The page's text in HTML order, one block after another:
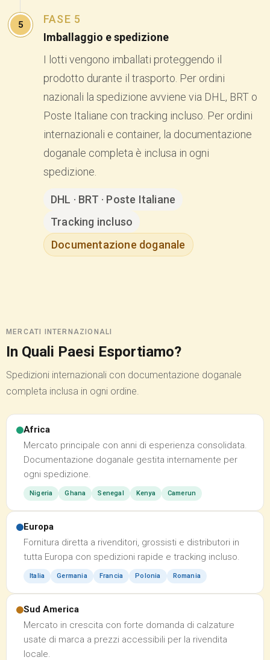
5
FASE 5
Imballaggio e spedizione
I lotti vengono imballati proteggendo il
prodotto durante il trasporto. Per ordini
nazionali la spedizione avviene via DHL, BRT o
Poste Italiane con tracking incluso. Per ordini
internazionali e container, la documentazione
doganale completa è inclusa in ogni
spedizione.
DHL · BRT · Poste Italiane
Tracking incluso
Documentazione doganale
MERCATI INTERNAZIONALI
In Quali Paesi Esportiamo?
Spedizioni internazionali con documentazione doganale
completa inclusa in ogni ordine.
Africa
Mercato principale con anni di esperienza consolidata.
Documentazione doganale gestita internamente per
ogni spedizione.
Nigeria Ghana Senegal Kenya Camerun
Europa
Fornitura diretta a rivenditori, grossisti e distributori in
tutta Europa con spedizioni rapide e tracking incluso.
Italia Germania Francia Polonia Romania
Sud America
Mercato in crescita con forte domanda di calzature
usate di marca a prezzi accessibili per la rivendita
locale.